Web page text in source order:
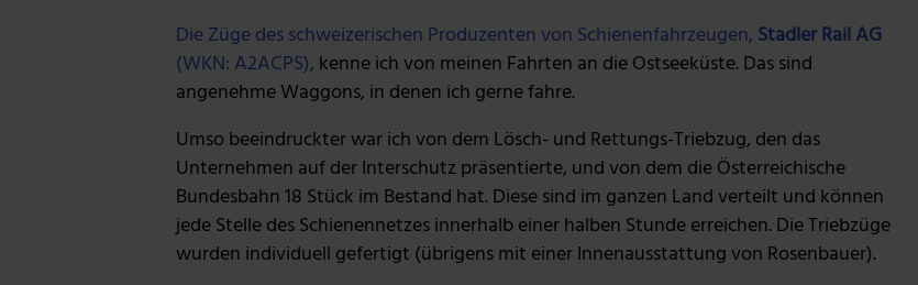
Die Züge des schweizerischen Produzenten von Schienenfahrzeugen, Stadler Rail AG
(WKN: A2ACPS), kenne ich von meinen Fahrten an die Ostseeküste. Das sind
angenehme Waggons, in denen ich gerne fahre.
Umso beeindruckter war ich von dem Lösch- und Rettungs-Triebzug, den das
Unternehmen auf der Interschutz präsentierte, und von dem die Österreichische
Bundesbahn 18 Stück im Bestand hat. Diese sind im ganzen Land verteilt und können
jede Stelle des Schienennetzes innerhalb einer halben Stunde erreichen. Die Triebzüge
wurden individuell gefertigt (übrigens mit einer Innenausstattung von Rosenbauer).